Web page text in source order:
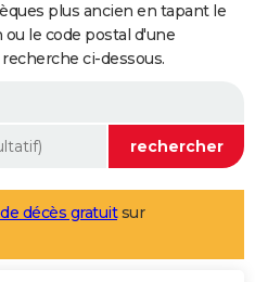
plus ancien en tapant le
le code postal d'une
ci-dessous.
décès gratuitsur